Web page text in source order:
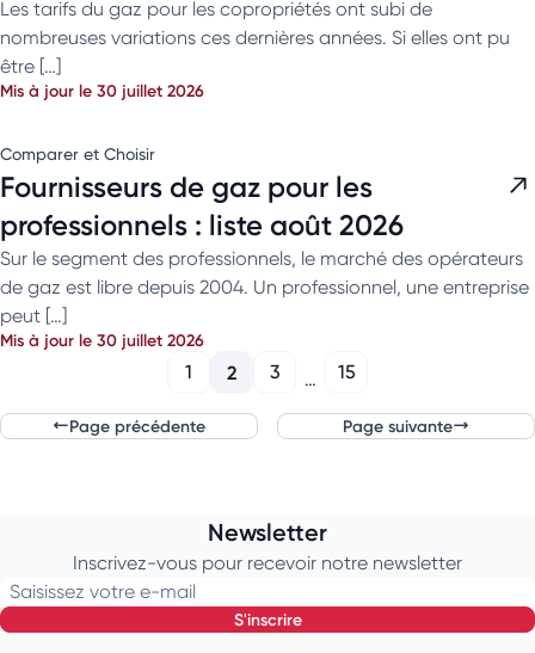
Les tarifs du gaz pour les copropriétés ont subi de
nombreuses variations ces dernières années. Si elles ont pu
être […]
Mis à jour le 30 juillet 2026
Comparer et Choisir
Fournisseurs de gaz pour les
professionnels : liste août 2026
Sur le segment des professionnels, le marché des opérateurs
de gaz est libre depuis 2004. Un professionnel, une entreprise
peut […]
Mis à jour le 30 juillet 2026
Page précédente Page suivante
1 2 3 … 15
Newsletter
Inscrivez-vous pour recevoir notre newsletter
Saisissez votre e-mail
s'inscrire